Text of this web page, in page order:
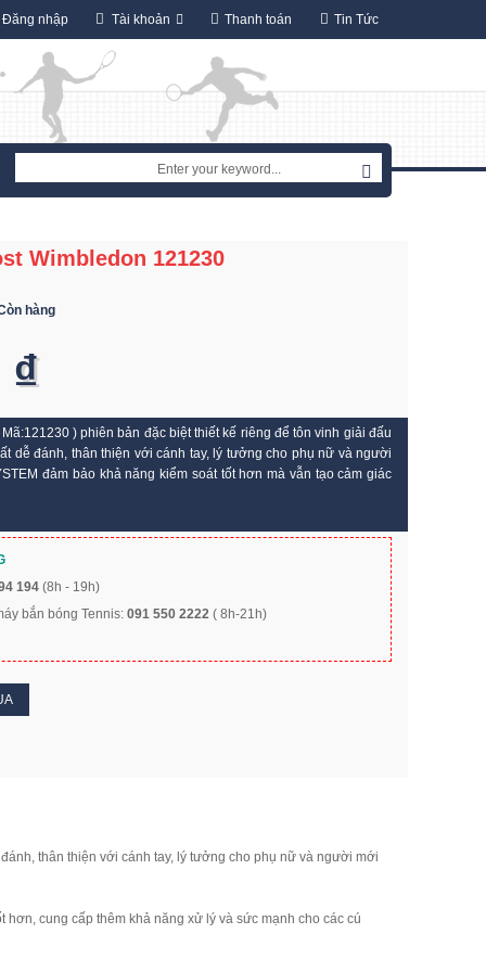
Thanh toán Tin Tức
Tài khoản
Đăng nhập
Wimbledon 121230
hàng
₫
) phiên bản đặc biệt thiết kế riêng để tôn vinh giải đấu
dễ đánh, thân thiện với cánh tay, lý tưởng cho phụ nữ và người
đảm bảo khả năng kiểm soát tốt hơn mà vẫn tạo cảm giác
194 (8h - 19h)
bắn bóng Tennis: 091 550 2222 ( 8h-21h)
thân thiện với cánh tay, lý tưởng cho phụ nữ và người mới
cung cấp thêm khả năng xử lý và sức mạnh cho các cú